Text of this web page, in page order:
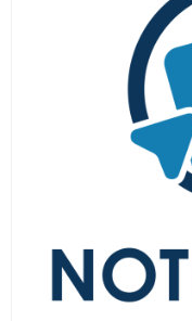
LAPTOP SZERVIZ